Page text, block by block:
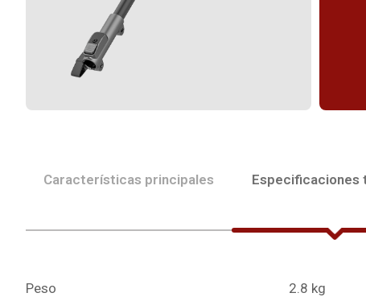
Características principales Especificaciones
Peso 2.8 kg